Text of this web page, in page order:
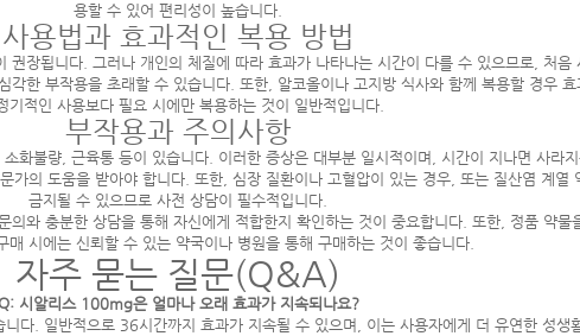
용할 수 있어 편리성이 높습니다.
사용법과 효과적인 복용 방법
장됩니다. 그러나 개인의 체질에 따라 효과가 나타나는 시간이 다를 수 있으므로, 처음
한 부작용을 초래할 수 있습니다. 또한, 알코올이나 고지방 식사와 함께 복용할 경우
기적인 사용보다 필요 시에만 복용하는 것이 일반적입니다.
부작용과 주의사항
불량, 근육통 등이 있습니다. 이러한 증상은 대부분 일시적이며, 시간이 지나면 사라
의 도움을 받아야 합니다. 또한, 심장 질환이나 고혈압이 있는 경우, 또는 질산염 계열
금지될 수 있으므로 사전 상담이 필수적입니다.
와 충분한 상담을 통해 자신에게 적합한지 확인하는 것이 중요합니다. 또한, 정품 약
매 시에는 신뢰할 수 있는 약국이나 병원을 통해 구매하는 것이 좋습니다.
자주 묻는 질문(Q&A)
Q: 시알리스 100mg은 얼마나 오래 효과가 지속되나요?
다. 일반적으로 36시간까지 효과가 지속될 수 있으며, 이는 사용자에게 더 유연한 성생